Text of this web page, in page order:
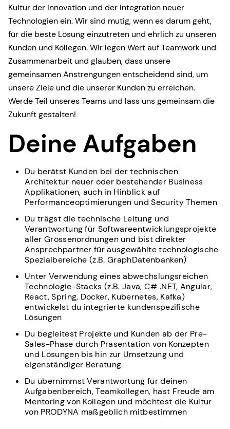
Kultur der Innovation und der Integration neuer
Technologien ein. Wir sind mutig, wenn es darum geht,
für die beste Lösung einzutreten und ehrlich zu unseren
Kunden und Kollegen. Wir legen Wert auf Teamwork und
Zusammenarbeit und glauben, dass unsere
gemeinsamen Anstrengungen entscheidend sind, um
unsere Ziele und die unserer Kunden zu erreichen.
Werde Teil unseres Teams und lass uns gemeinsam die
Zukunft gestalten!
Deine Aufgaben
Du berätst Kunden bei der technischen
Architektur neuer oder bestehender Business
Applikationen, auch in Hinblick auf
Performanceoptimierungen und Security Themen
Du trägst die technische Leitung und
Verantwortung für Softwareentwicklungsprojekte
aller Grössenordnungen und bist direkter
Ansprechpartner für ausgewählte technologische
Spezialbereiche (z.B. GraphDatenbanken)
Unter Verwendung eines abwechslungsreichen
Technologie-Stacks (z.B. Java, C# .NET, Angular,
React, Spring, Docker, Kubernetes, Kafka)
entwickelst du integrierte kundenspezifische
Lösungen
Du begleitest Projekte und Kunden ab der Pre-
Sales-Phase durch Präsentation von Konzepten
und Lösungen bis hin zur Umsetzung und
eigenständiger Beratung
Du übernimmst Verantwortung für deinen
Aufgabenbereich, Teamkollegen, hast Freude am
Mentoring von Kollegen und möchtest die Kultur
von PRODYNA maßgeblich mitbestimmen